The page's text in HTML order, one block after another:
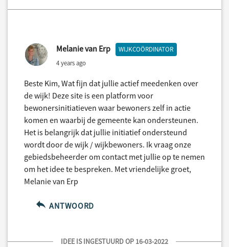
Melanie van Erp WIJKCOÖRDINATOR
4 years ago
Beste Kim, Wat fijn dat jullie actief meedenken over
de wijk! Deze site is een platform voor
bewonersinitiatieven waar bewoners zelf in actie
komen en waarbij de gemeente kan ondersteunen.
Het is belangrijk dat jullie initiatief ondersteund
wordt door de wijk / wijkbewoners. Ik vraag onze
gebiedsbeheerder om contact met jullie op te nemen
om het idee te bespreken. Met vriendelijke groet,
Melanie van Erp
ANTWOORD
IDEE IS INGESTUURD OP 16-03-2022